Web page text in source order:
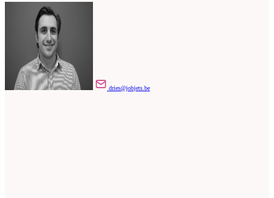
dries@jobjets.be